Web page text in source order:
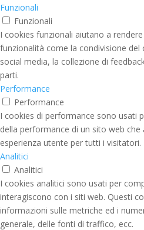
Funzionali
Funzionali
I cookies funzionali aiutano a
funzionalità come la condivisione
social media, la collezione di
parti.
Performance
Performance
I cookies di performance sono usati
della performance di un sito web
esperienza utente per tutti i visitatori.
Analitici
Analitici
I cookies analitici sono usati per
interagiscono con i siti web. Questi
informazioni sulle metriche ed i
generale, delle fonti di traffico, ecc.